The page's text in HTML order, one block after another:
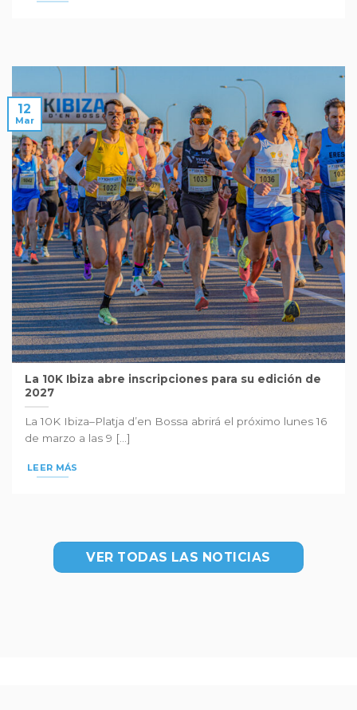
La 10K Ibiza abre inscripciones para su edición de
2027
La 10K Ibiza–Platja d’en Bossa abrirá el próximo lunes 16
de marzo a las 9 [...]
LEER MÁS
12
Mar
VER TODAS LAS NOTICIAS